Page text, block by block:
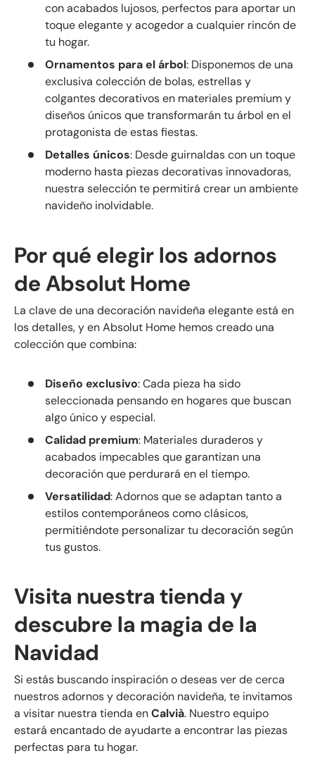
con acabados lujosos, perfectos para aportar un
toque elegante y acogedor a cualquier rincón de
tu hogar.
Ornamentos para el árbol: Disponemos de una
exclusiva colección de bolas, estrellas y
colgantes decorativos en materiales premium y
diseños únicos que transformarán tu árbol en el
protagonista de estas fiestas.
Detalles únicos: Desde guirnaldas con un toque
moderno hasta piezas decorativas innovadoras,
nuestra selección te permitirá crear un ambiente
navideño inolvidable.
Por qué elegir los adornos
de Absolut Home
La clave de una decoración navideña elegante está en
los detalles, y en Absolut Home hemos creado una
colección que combina:
Diseño exclusivo: Cada pieza ha sido
seleccionada pensando en hogares que buscan
algo único y especial.
Calidad premium: Materiales duraderos y
acabados impecables que garantizan una
decoración que perdurará en el tiempo.
Versatilidad: Adornos que se adaptan tanto a
estilos contemporáneos como clásicos,
permitiéndote personalizar tu decoración según
tus gustos.
Visita nuestra tienda y
descubre la magia de la
Navidad
Si estás buscando inspiración o deseas ver de cerca
nuestros adornos y decoración navideña, te invitamos
a visitar nuestra tienda enCalvià. Nuestro equipo
estará encantado de ayudarte a encontrar las piezas
perfectas para tu hogar.